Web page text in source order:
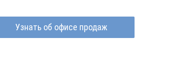
Узнать об офисе продаж